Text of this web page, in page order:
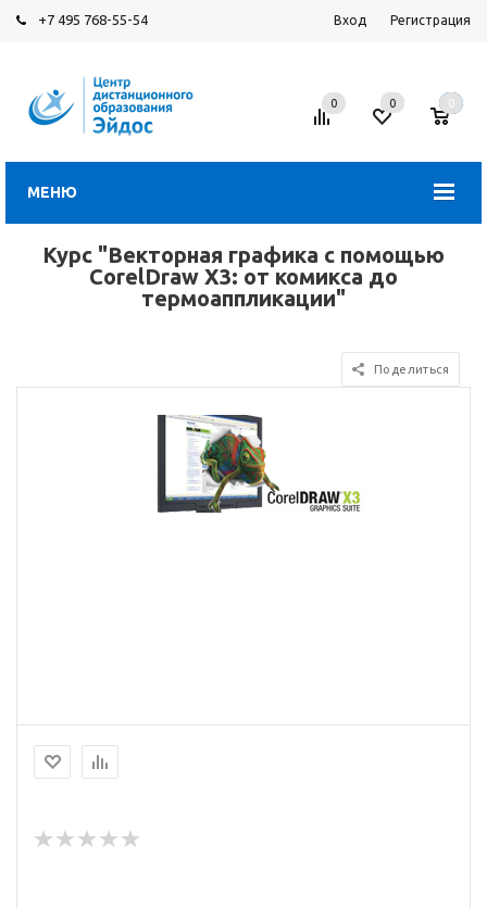
+7 495 768-55-54 Вход Регистрация
МЕНЮ
0 0 0
Курс "Векторная графика с помощью
CorelDraw X3: от комикса до
термоаппликации"
Поделиться